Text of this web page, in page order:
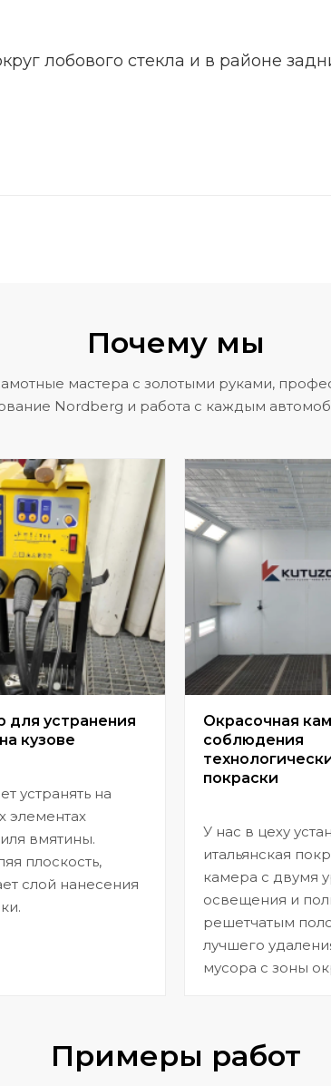
лобового стекла и в районе
Почему мы
мастера с золотыми руками,
Nordberg и работа с каждым
для устранения
кузове
устранять на
элементах
вмятины.
плоскость,
слой нанесения
Окрасочная
соблюдения
покраски
У нас в цеху
итальянская
камера с двумя
освещения и
решетчатым
лучшего
мусора с зоны
Примеры работ